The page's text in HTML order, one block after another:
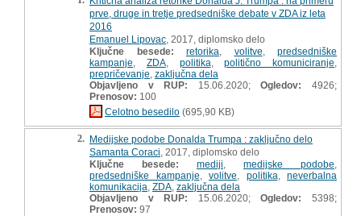
prve, druge in tretje predsedniške debate v ZDA iz leta
2016
Emanuel Lipovac , 2017, diplomsko delo
Ključne besede:
retorika volitve
predsedniške
kampanje
ZDA, politika ,politično komuniciranje
prepričevanje zaključna dela
Objavljeno v RUP: 15.06.2020;Ogledov:
4926;
Prenosov: 100
Celotno besedilo (695,90 KB)
2. Medijske podobe Donalda Trumpa : zaključno delo
Samanta Coraci , 2017, diplomsko delo
Ključne besede:
mediji medijske podobe
predsedniške kampanje
volitve politika
neverbalna
komunikacija ZDA zaključna dela
Objavljeno v RUP: 15.06.2020;Ogledov:
5398;
Prenosov: 97